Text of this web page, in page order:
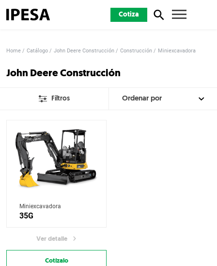
Cotiza
Home Catálogo John Deere Construcción Construcción Miniexcavadora
John Deere Construcción
Filtros
Miniexcavadora
35G
Ver detalle
Cotízalo